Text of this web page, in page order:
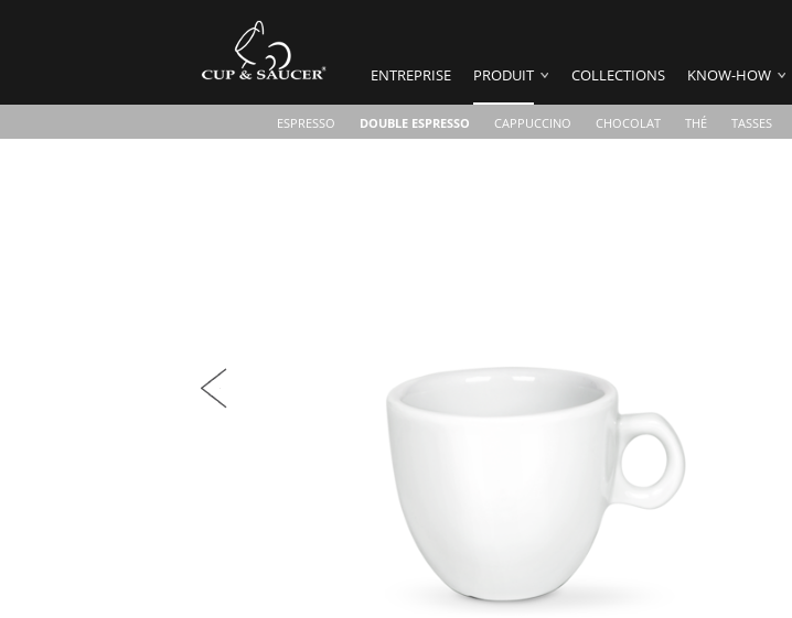
ENTREPRISE PRODUIT
ESPRESSO DOUBLE ESPRESSO CAPPUCCINO CHOCOLAT THÉ TASSES
COLLECTIONS KNOW-HOW